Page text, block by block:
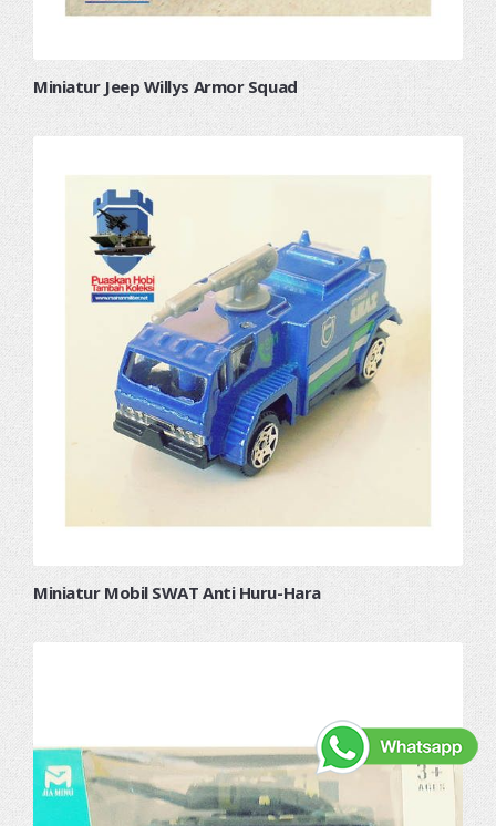
Miniatur Jeep Willys Armor Squad
Miniatur Mobil SWAT Anti Huru-Hara